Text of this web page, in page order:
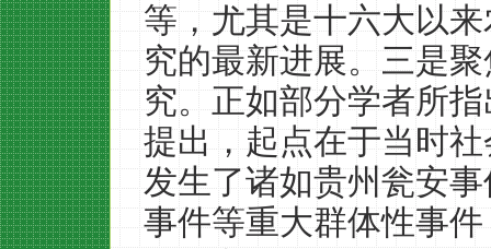
等，尤其是十六大以
究的最新进展。三是
究。正如部分学者所
提出，起点在于当时
发生了诸如贵州瓮安
事件等重大群体性事